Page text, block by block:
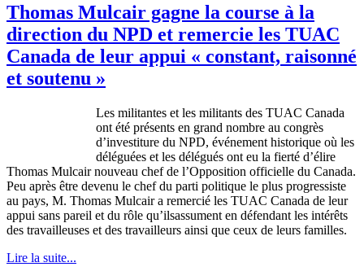
Thomas Mulcair gagne la course à la
direction du NPD et remercie les TUAC
Canada de leur appui « constant, raisonné
et soutenu »
Les militantes et les militants des TUAC Canada
ont été présents en grand nombre au congrès
d’investiture du NPD, événement historique où les
déléguées et les délégués ont eu la fierté d’élire
Thomas Mulcairnouveau chef de l’Opposition officielle du Canada.
Peu après être devenu le chef du parti politique le plus progressiste
au pays, M. Thomas Mulcaira remercié les TUAC Canada de leur
appui sans pareil et du rôle qu’ilsassument en défendant les intérêts
des travailleuses et des travailleurs ainsi que ceux de leurs familles.
Lire la suite...